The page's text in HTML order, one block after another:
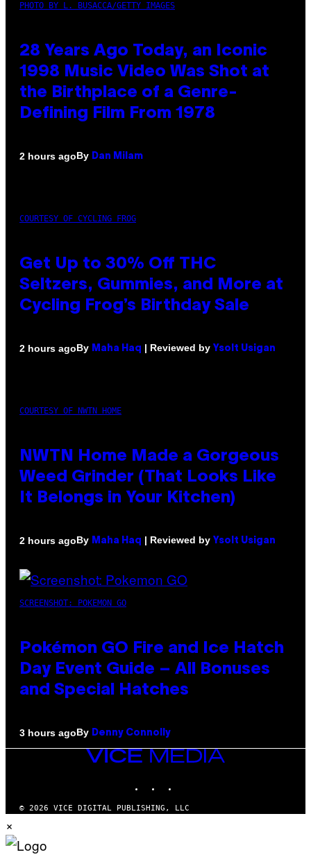
PHOTO BY L. BUSACCA/GETTY IMAGES
28 Years Ago Today, an Iconic
1998 Music Video Was Shot at
the Birthplace of a Genre-
Defining Film From 1978
2 hours agoBy Dan Milam
COURTESY OF CYCLING FROG
Get Up to 30% Off THC
Seltzers, Gummies, and More at
Cycling Frog’s Birthday Sale
2 hours agoBy Maha Haq | Reviewed by Ysolt Usigan
COURTESY OF NWTN HOME
NWTN Home Made a Gorgeous
Weed Grinder (That Looks Like
It Belongs in Your Kitchen)
2 hours agoBy Maha Haq | Reviewed by Ysolt Usigan
SCREENSHOT: POKEMON GO
Pokémon GO Fire and Ice Hatch
Day Event Guide – All Bonuses
and Special Hatches
3 hours agoBy Denny Connolly
VICE
© 2026 VICE DIGITAL PUBLISHING, LLC
×